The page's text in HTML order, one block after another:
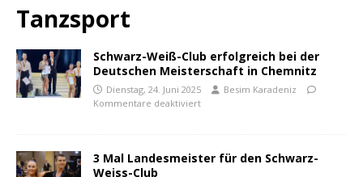
Tanzsport
Schwarz-Weiß-Club erfolgreich bei der
Deutschen Meisterschaft in Chemnitz
Dienstag, 24. Juni 2025
Besim Karadeniz
Kommentare deaktiviert
3 Mal Landesmeister für den Schwarz-
Weiss-Club